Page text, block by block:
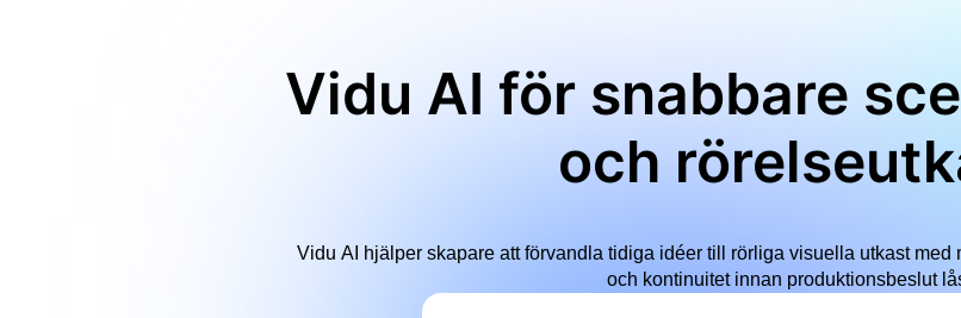
Vidu AI för snabbare
och
Vidu AI hjälper skapare att förvandla tidiga idéer till rörliga visuella utkast
och kontinuitet innan produktionsbeslut